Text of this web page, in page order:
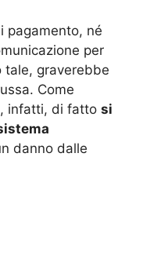
pagamento, né
per
tale, graverebbe
Come
infatti, di fatto si
danno dalle